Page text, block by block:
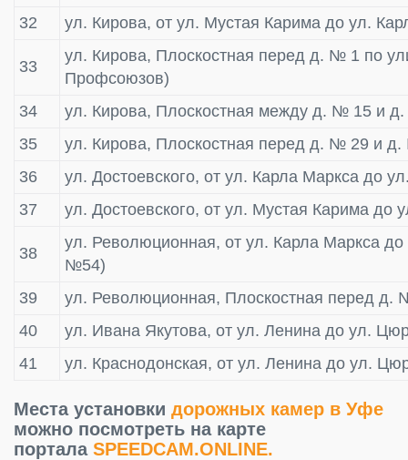
32
ул. Кирова, от ул. Мустая Карима до ул.
33
ул. Кирова, Плоскостная перед д. № 1 по
Профсоюзов)
34
ул. Кирова, Плоскостная между д. № 15 и
35
ул. Кирова, Плоскостная перед д. № 29 и
36
ул. Достоевского, от ул. Карла Маркса до
37
ул. Достоевского, от ул. Мустая Карима до
38
ул. Революционная, от ул. Карла Маркса
№54)
39
ул. Революционная, Плоскостная перед д.
40
ул. Ивана Якутова, от ул. Ленина до ул.
41
ул. Краснодонская, от ул. Ленина до ул.
Места установки дорожных камер в Уфе
можно посмотреть на карте
портала SPEEDCAM.ONLINE.